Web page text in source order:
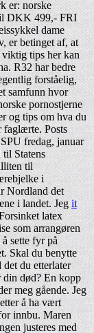
er: norske
DKK 499,- FRI
dame
er betinget af, at
tips her kan
R32 har bedre
forståelig,
samfunn hvor
pornostjerne
og tips om hva du
faglærte. Posts
fredag, januar
Statens
til
i
Nordland det
i landet. Jegit
latex
som arrangøren
sette fyr på
Skal du benytte
det du etterlater
din død? En kopp
meg gående. Jeg
å ha vært
innbu. Maren
justeres med